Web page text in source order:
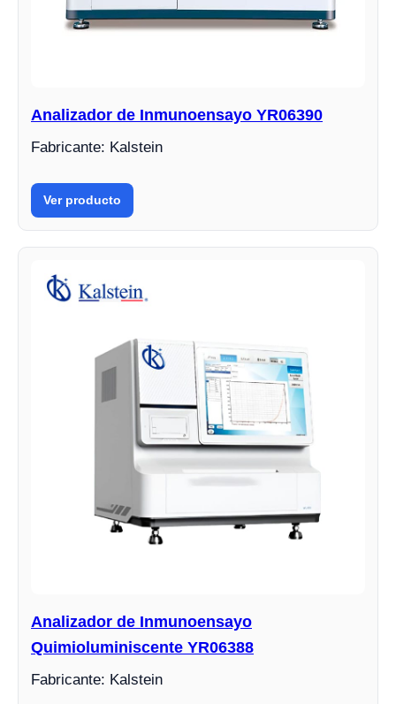
Analizador de Inmunoensayo YR06390
Fabricante: Kalstein
Ver producto
Analizador de Inmunoensayo
Quimioluminiscente YR06388
Fabricante: Kalstein